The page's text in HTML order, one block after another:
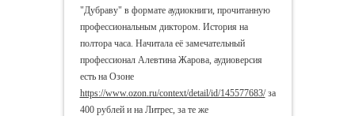
"Дубраву" в формате аудиокниги, прочитанную
профессиональным диктором. История на
полтора часа. Начитала её замечательный
профессионал Алевтина Жарова, аудиоверсия
есть на Озоне
https://www.ozon.ru/context/detail/id/145577683/за
400 рублей и на Литрес, за те же